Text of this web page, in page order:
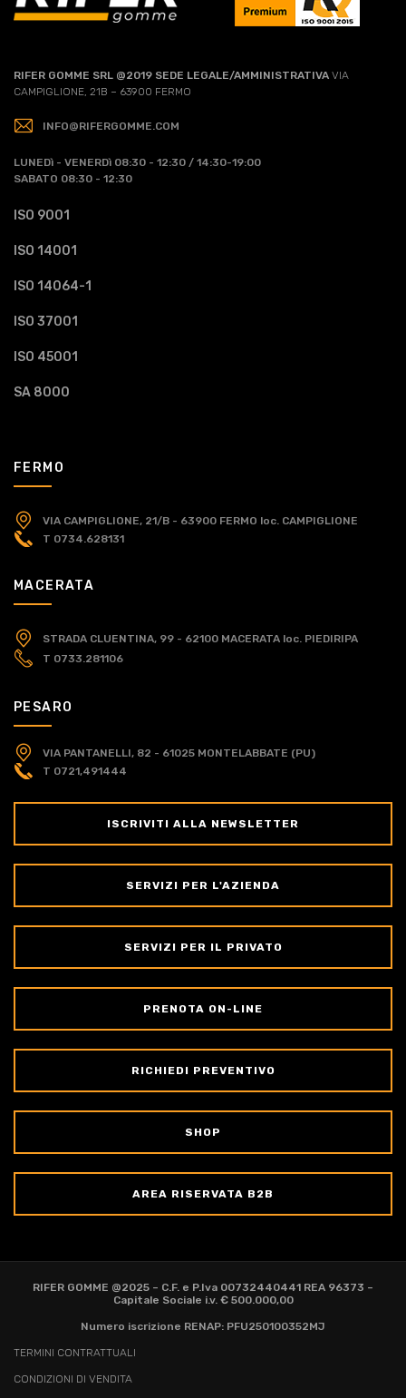
RIFER GOMME SRL @2019 SEDE LEGALE/AMMINISTRATIVA VIA
CAMPIGLIONE, 21B – 63900 FERMO
INFO@RIFERGOMME.COM
LUNEDì - VENERDì 08:30 - 12:30 / 14:30-19:00
SABATO 08:30 - 12:30
ISO 9001
ISO 14001
ISO 14064-1
ISO 37001
ISO 45001
SA 8000
FERMO
VIA CAMPIGLIONE, 21/B - 63900 FERMO loc. CAMPIGLIONE
T 0734.628131
MACERATA
STRADA CLUENTINA, 99 - 62100 MACERATA loc. PIEDIRIPA
T 0733.281106
PESARO
VIA PANTANELLI, 82 - 61025 MONTELABBATE (PU)
T 0721,491444
ISCRIVITI ALLA NEWSLETTER
SERVIZI PER L'AZIENDA
SERVIZI PER IL PRIVATO
PRENOTA ON-LINE
RICHIEDI PREVENTIVO
SHOP
AREA RISERVATA B2B
RIFER GOMME @2025 – C.F. e P.Iva 00732440441 REA 96373 –
Capitale Sociale i.v. € 500.000,00
Numero iscrizione RENAP: PFU250100352MJ
TERMINI CONTRATTUALI
CONDIZIONI DI VENDITA